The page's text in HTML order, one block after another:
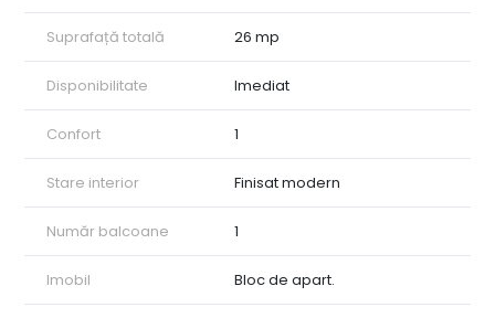
Suprafață totală 26 mp
Disponibilitate Imediat
Confort 1
Stare interior Finisat modern
Număr balcoane 1
Imobil Bloc de apart.